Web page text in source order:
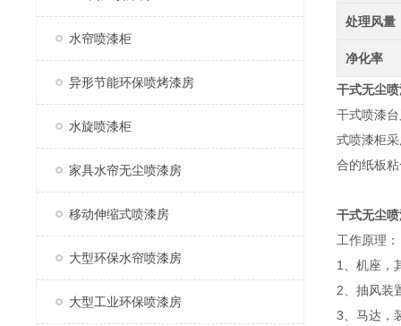
水帘喷漆柜
异形节能环保喷烤漆房
水旋喷漆柜
家具水帘无尘喷漆房
移动伸缩式喷漆房
大型环保水帘喷漆房
大型工业环保喷漆房
处理风量
净化率
干式无尘
干式喷漆
式喷漆柜
合的纸板
干式无尘
工作原理：
1、机座，
2、抽风装
3、马达，